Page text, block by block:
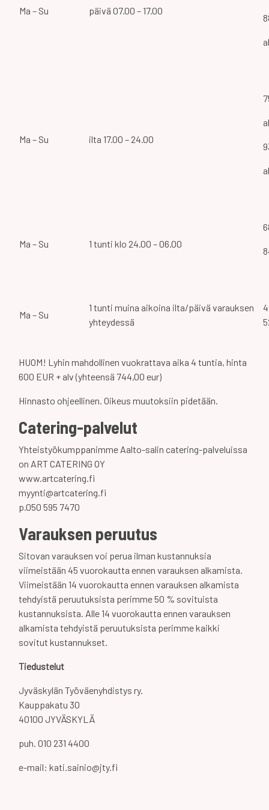
Ma – Su päivä 07.00 – 17.00
Ma – Su ilta 17.00 – 24.00
Ma – Su 1 tunti klo 24.00 – 06.00
Ma – Su
1 tunti muina aikoina ilta/päivä varauksen
yhteydessä
HUOM! Lyhin mahdollinen vuokrattava aika 4 tuntia, hinta
600 EUR + alv (yhteensä 744,00 eur)
Hinnasto ohjeellinen. Oikeus muutoksiin pidetään.
Catering-palvelut
Yhteistyökumppanimme Aalto-salin catering-palveluissa
on ART CATERING OY
www.artcatering.fi
myynti@artcatering.fi
p.050 595 7470
Varauksen peruutus
Sitovan varauksen voi perua ilman kustannuksia
viimeistään 45 vuorokautta ennen varauksen alkamista.
Viimeistään 14 vuorokautta ennen varauksen alkamista
tehdyistä peruutuksista perimme 50 % sovituista
kustannuksista. Alle 14 vuorokautta ennen varauksen
alkamista tehdyistä peruutuksista perimme kaikki
sovitut kustannukset.
Tiedustelut
Jyväskylän Työväenyhdistys ry.
Kauppakatu 30
40100 JYVÄSKYLÄ
puh. 010 231 4400
e-mail: kati.sainio@jty.fi